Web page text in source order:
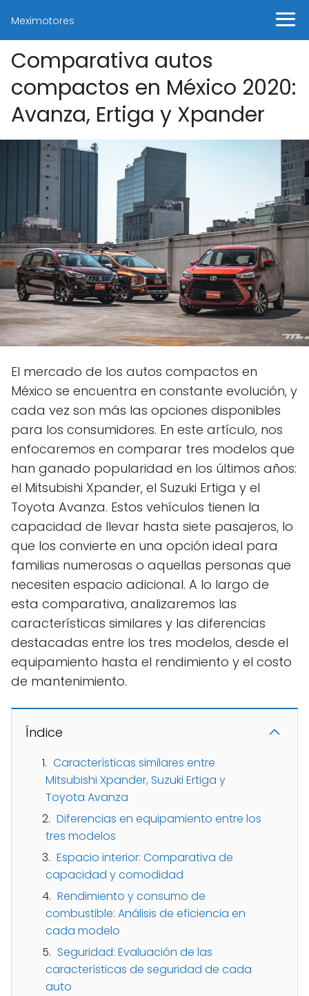
Meximotores
Comparativa autos
compactos en México 2020:
Avanza, Ertiga y Xpander
El mercado de los autos compactos en
México se encuentra en constante evolución, y
cada vez son más las opciones disponibles
para los consumidores. En este artículo, nos
enfocaremos en comparar tres modelos que
han ganado popularidad en los últimos años:
el Mitsubishi Xpander, el Suzuki Ertiga y el
Toyota Avanza. Estos vehículos tienen la
capacidad de llevar hasta siete pasajeros, lo
que los convierte en una opción ideal para
familias numerosas o aquellas personas que
necesiten espacio adicional. A lo largo de
esta comparativa, analizaremos las
características similares y las diferencias
destacadas entre los tres modelos, desde el
equipamiento hasta el rendimiento y el costo
de mantenimiento.
Índice
Características similares entre
Mitsubishi Xpander, Suzuki Ertiga y
Toyota Avanza
Diferencias en equipamiento entre los
tres modelos
Espacio interior: Comparativa de
capacidad y comodidad
Rendimiento y consumo de
combustible: Análisis de eficiencia en
cada modelo
Seguridad: Evaluación de las
características de seguridad de cada
auto